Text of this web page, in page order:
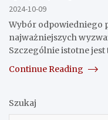
2024-10-09
Wybór odpowiedniego
najważniejszych
Szczególnie istotne jest
Continue Reading
Szukaj